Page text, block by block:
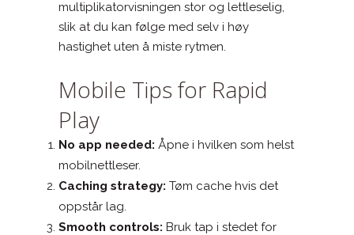
multiplikatorvisningen stor og lettleselig,
slik at du kan følge med selv i høy
hastighet uten å miste rytmen.
Mobile Tips for Rapid
Play
No app needed: Åpne i hvilken som helst
mobilnettleser.
Caching strategy: Tøm cache hvis det
oppstår lag.
Smooth controls: Bruk tap i stedet for